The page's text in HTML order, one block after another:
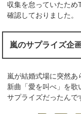
収集を怠っていたた
確認しておりました。
嵐のサプライズ企
嵐が結婚式場に突然
新曲「愛を叫べ」を歌
サプライズだったんで